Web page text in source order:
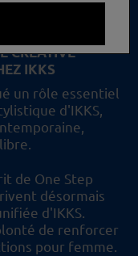
CRÉATIVE
IKKS
un rôle essentiel
d'IKKS,
de One Step
désormais
d'IKKS.
de renforcer
pour femme.